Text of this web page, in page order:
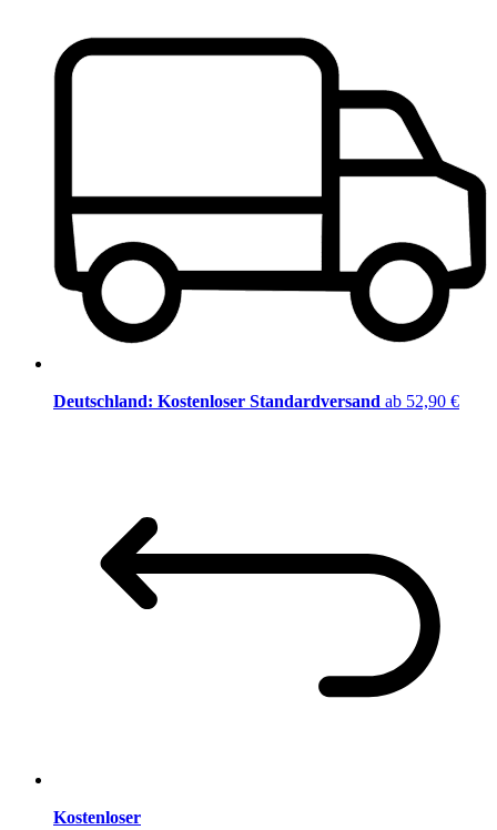
Deutschland: Kostenloser Standardversand ab 52,90 €
Kostenloser